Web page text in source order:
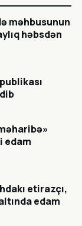
məhbusunun
həbsdən
edam
etirazçı,
edam